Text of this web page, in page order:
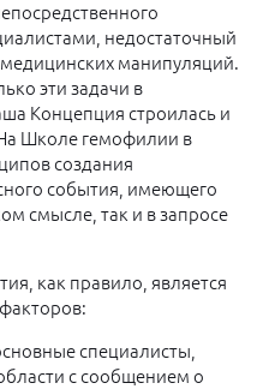
недостаточный
манипуляций.
эти задачи в
Концепция строилась и
Школе гемофилии в
создания
события, имеющего
смысле, так и в запросе
как правило, является
специалисты,
с сообщением о